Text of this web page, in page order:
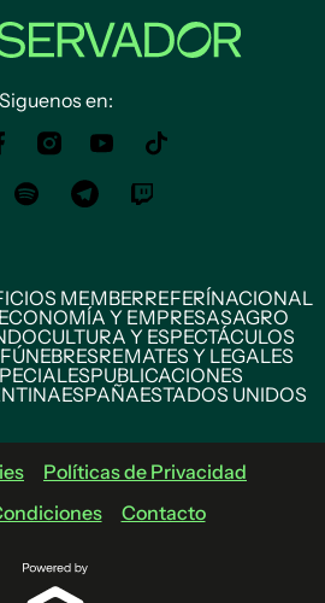
Siguenos en:
MEMBERREFERÍNACIONAL
ECONOMÍA Y EMPRESASAGRO
CULTURA Y ESPECTÁCULOS
FÚNEBRESREMATES Y LEGALES
PUBLICACIONES
ESPAÑAESTADOS UNIDOS
Políticas de Privacidad
Contacto